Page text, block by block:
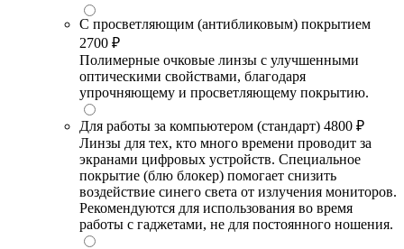
С просветляющим (антибликовым) покрытием
2700 ₽
Полимерные очковые линзы с улучшенными
оптическими свойствами, благодаря
упрочняющему и просветляющему покрытию.
Для работы за компьютером (стандарт) 4800 ₽
Линзы для тех, кто много времени проводит за
экранами цифровых устройств. Специальное
покрытие (блю блокер) помогает снизить
воздействие синего света от излучения мониторов.
Рекомендуются для использования во время
работы с гаджетами, не для постоянного ношения.